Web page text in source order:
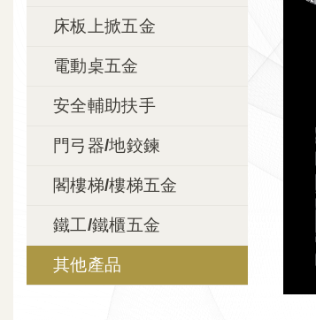
床板上掀五金
電動桌五金
安全輔助扶手
門弓器/地鉸鍊
閣樓梯/樓梯五金
鐵工/鐵櫃五金
其他產品